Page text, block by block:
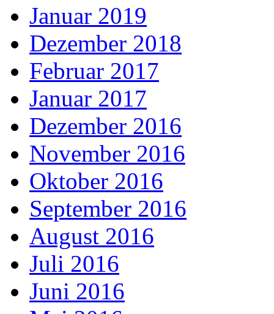
Januar 2019
Dezember 2018
Februar 2017
Januar 2017
Dezember 2016
November 2016
Oktober 2016
September 2016
August 2016
Juli 2016
Juni 2016